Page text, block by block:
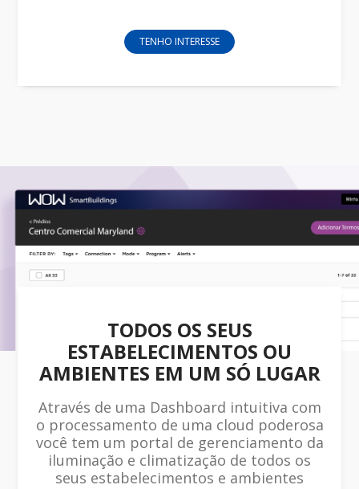
TENHO INTERESSE
TODOS OS SEUS
ESTABELECIMENTOS OU
AMBIENTES EM UM SÓ LUGAR
Através de uma Dashboard intuitiva com
o processamento de uma cloud poderosa
você tem um portal de gerenciamento da
iluminação e climatização de todos os
seus estabelecimentos e ambientes